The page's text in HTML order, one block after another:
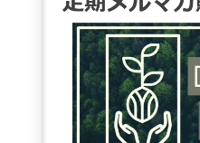
Facebook、
情報配信を